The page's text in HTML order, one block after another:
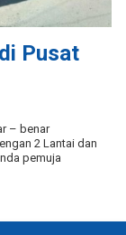
Pusat
– benar
2 Lantai dan
pemuja